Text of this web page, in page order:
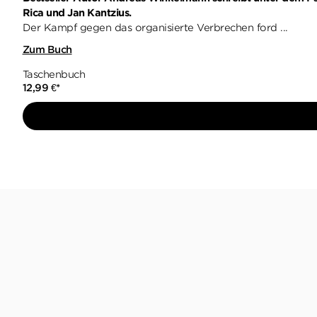
Rica und Jan Kantzius.
Der Kampf gegen das organisierte Verbrechen ford ...
Zum Buch
Taschenbuch
12,99 €*